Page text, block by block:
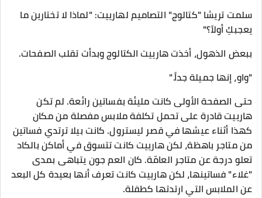
​سلمت تريشا "كتالوج" التصاميم لهارييت: "لماذا لا تختارين ما
يعجبكِ أولاً؟"
ببعض الذهول، أخذت هارييت الكتالوج وبدأت تقلب الصفحات.
"واو، إنها جميلة جداً."
​حتى الصفحة الأولى كانت مليئة بفساتين رائعة. لم تكن
هارييت قادرة على تحمل تكلفة ملابس مفصلة من مكان
كهذا أثناء عيشها في قصر ليسترول. كانت بيلا ترتدي فساتين
من متاجر باهظة، لكن هارييت كانت تتسوق في أماكن بالكاد
تعلو درجة عن متاجر العامّة. كان العم جون يتباهى بمدى
"غلاء" فساتينها، لكن هارييت كانت تعرف أنها بعيدة كل البعد
عن الملابس التي ارتدتها كطفلة.